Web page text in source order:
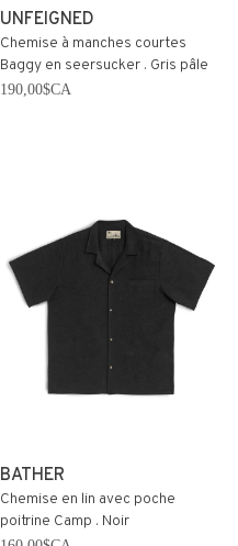
UNFEIGNED
Chemise à manches courtes
Baggy en seersucker . Gris pâle
190,00$CA
BATHER
Chemise en lin avec poche
poitrine Camp . Noir